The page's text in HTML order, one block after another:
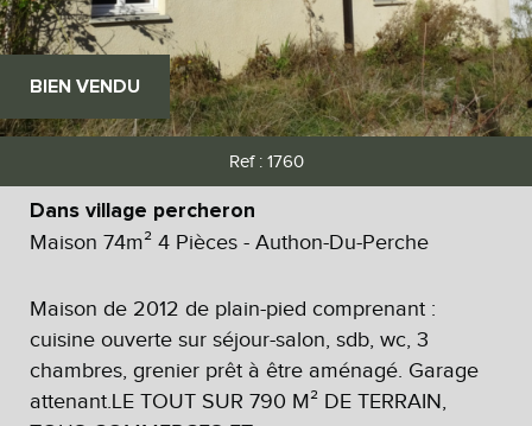
BIEN VENDU
Ref : 1760
Dans village percheron
Maison 74m² 4 Pièces - Authon-Du-Perche
Maison de 2012 de plain-pied comprenant :
cuisine ouverte sur séjour-salon, sdb, wc, 3
chambres, grenier prêt à être aménagé. Garage
attenant.LE TOUT SUR 790 M² DE TERRAIN,